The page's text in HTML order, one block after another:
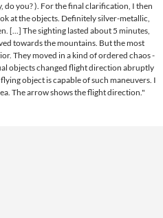
do you? ). For the final clarification, I then
at the objects. Definitely silver-metallic,
[...] The sighting lasted about 5 minutes,
towards the mountains. But the most
They moved in a kind of ordered chaos -
objects changed flight direction abruptly
object is capable of such maneuvers. I
The arrow shows the flight direction."